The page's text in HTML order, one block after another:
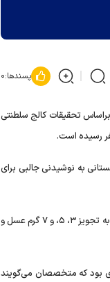
پسندها:۰
تحقیقات کالج سلطنتی
به نوشیدنی جالبی برای
پژوهشگران در این مطالعه اثر ضد فشار خونی چای سیر و عسل بر سلامت انسان را مورد بررسی قرار دادند. دانشمندان پاکستانی به تجویز ۳، ۵، و ۷ گرم عسل و
بود که متخصصان می‌گویند